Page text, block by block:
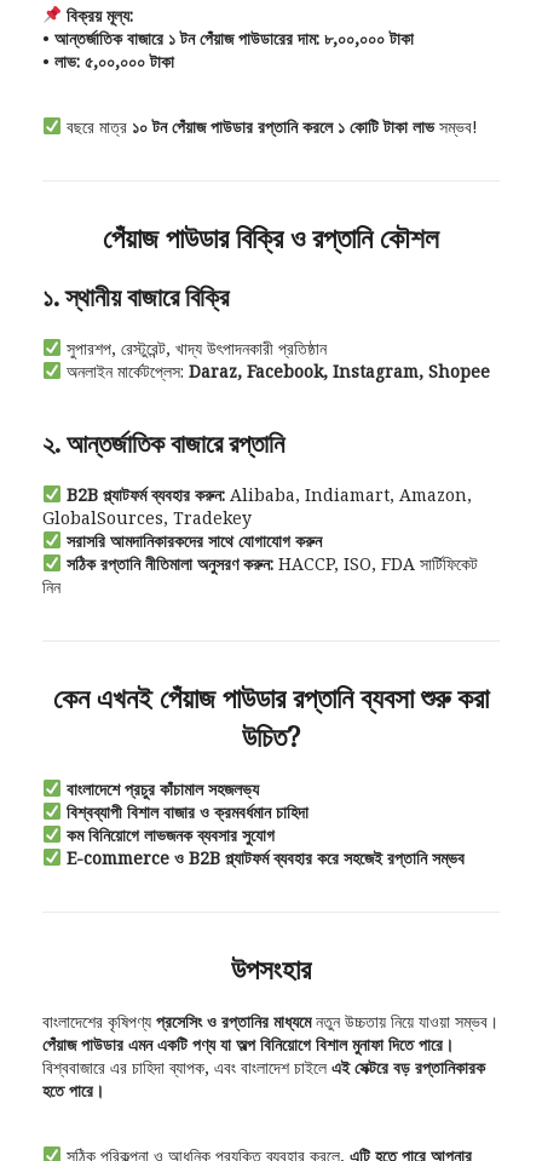
বিক্রয় মূল্য:
• আন্তর্জাতিক বাজারে ১ টন পেঁয়াজ পাউডারের দাম: ৮,০০,০০০ টাকা
• লাভ: ৫,০০,০০০ টাকা
বছরে মাত্র ১০ টন পেঁয়াজ পাউডার রপ্তানি করলে ১ কোটি টাকা লাভসম্ভব!
পেঁয়াজ পাউডার বিক্রি ও রপ্তানি কৌশল
১. স্থানীয় বাজারে বিক্রি
সুপারশপ, রেস্টুরেন্ট, খাদ্য উৎপাদনকারী প্রতিষ্ঠান
অনলাইন মার্কেটপ্লেস: Daraz, Facebook, Instagram, Shopee
২. আন্তর্জাতিক বাজারে রপ্তানি
B2B প্ল্যাটফর্ম ব্যবহার করুন:Alibaba, Indiamart, Amazon,
GlobalSources, Tradekey
সরাসরি আমদানিকারকদের সাথে যোগাযোগ করুন
সঠিক রপ্তানি নীতিমালা অনুসরণ করুন:HACCP, ISO, FDA সার্টিফিকেট
নিন
কেন এখনই পেঁয়াজ পাউডার রপ্তানি ব্যবসা শুরু করা
উচিত?
বাংলাদেশে প্রচুর কাঁচামাল সহজলভ্য
বিশ্বব্যাপী বিশাল বাজার ও ক্রমবর্ধমান চাহিদা
কম বিনিয়োগে লাভজনক ব্যবসার সুযোগ
E-commerce ও B2B প্ল্যাটফর্ম ব্যবহার করে সহজেই রপ্তানি সম্ভব
উপসংহার
বাংলাদেশের কৃষিপণ্য প্রসেসিং ও রপ্তানির মাধ্যমেনতুন উচ্চতায় নিয়ে যাওয়া সম্ভব।
পেঁয়াজ পাউডার এমন একটি পণ্য যা অল্প বিনিয়োগে বিশাল মুনাফা দিতে পারে।
বিশ্ববাজারে এর চাহিদা ব্যাপক, এবং বাংলাদেশ চাইলে এই সেক্টরে বড় রপ্তানিকারক
হতে পারে।
সঠিক পরিকল্পনা ও আধুনিক প্রযুক্তি ব্যবহার করলে, এটি হতে পারে আপনার